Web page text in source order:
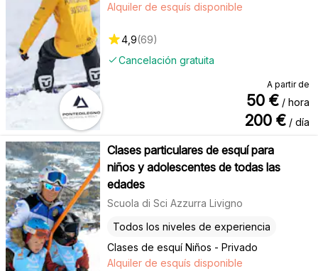
Cancelación gratuita
Alquiler de esquís disponible
4,9(69)
A partir de
50 € / hora
200 € / día
Clases particulares de esquí para
niños y adolescentes de todas las
edades
Scuola di Sci Azzurra Livigno
Clases de esquí Niños - Privado
Todos los niveles de experiencia
Alquiler de esquís disponible